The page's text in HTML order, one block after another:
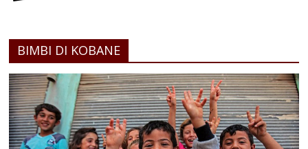
BIMBI DI KOBANE